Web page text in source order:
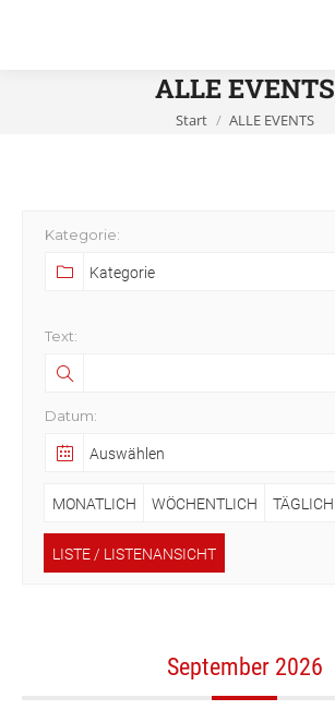
ALLE EVENTS
Sie befinden sich hier:
Start ALLE EVENTS
Kategorie:
Text:
Datum:
MONATLICH WÖCHENTLICH TÄGLICH
LISTE / LISTENANSICHT
September 2026